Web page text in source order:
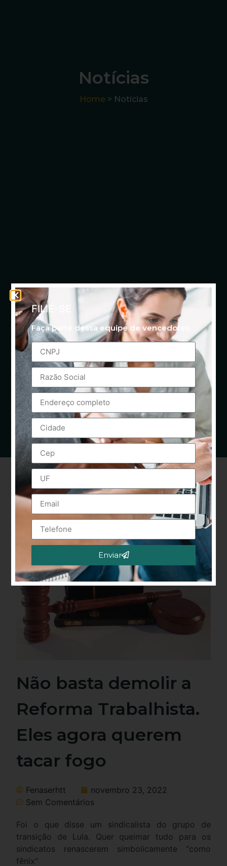
Notícias
Home > Notícias
Não basta demolir a
Reforma Trabalhista.
Eles agora querem
tacar fogo
Fenaserhtt
novembro 23, 2022
Sem Comentários
Foi o que disse um sindicalista do grupo de
transição de Lula. Quer queimar tudo para os
sindicatos renascerem simbolicamente “como
fênix”
FILIE-SE
Faça parte dessa equipe de vencedores
Enviar
Alternative: